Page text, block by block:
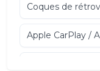
Coques de
Apple CarPlay /